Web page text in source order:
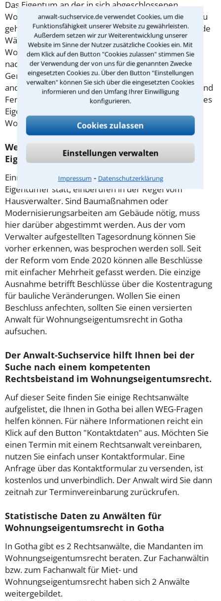
anwalt-suchservice.de verwendet Cookies, um die
Funktionsfähigkeit unserer Website zu gewährleisten.
Außerdem setzen wir zur Weiterentwicklung unserer
Website im Sinne der Nutzer zusätzliche Cookies ein. Mit
dem Klick auf den Button "Cookies zulassen" stimmen Sie
der Verwendung der von uns für die genannten Zwecke
eingesetzten Cookies zu. Über den Button "Einstellungen
verwalten" können Sie sich über die eingesetzten Cookies
informieren und den Umfang Ihrer Einwilligung
konfigurieren.
Cookies zulassen
Einstellungen verwalten
Impressum ⁃ Datenschutzerklärung
Das Eigentum an der in sich abgeschlossenen
Wohnung bezeichnet man als Sondereigentum. Dazu
gehören Bodenbeläge, Sanitäranlagen, nicht tragende
Wände, Einbauküche und Leitungen innerhalb der
Wohnung. Nur über diese Dinge dürfen Eigentümer
nach eigenem Belieben verfügen. Als
Gemeinschaftseigentum bezeichnet man unter
anderem Treppenhaus, tragende Wände, Fassade und
Fenster. Gibt es Unstimmigkeiten um die Nutzung des
Eigentums, unterstützt Sie ein versierter Anwalt für
Wohnungseigentumsrecht in Gotha.
Welche Fragen werden in der
Eigentümerversammlung besprochen?
Einmal im Jahr findet die Versammlung aller
Eigentümer statt, einberufen in der Regel vom
Hausverwalter. Sind Baumaßnahmen oder
Modernisierungsarbeiten am Gebäude nötig, muss
hier darüber abgestimmt werden. Aus der vom
Verwalter aufgestellten Tagesordnung können Sie
vorher erkennen, was besprochen werden soll. Seit
der Reform vom Ende 2020 können alle Beschlüsse
mit einfacher Mehrheit gefasst werden. Die einzige
Ausnahme betrifft Beschlüsse über die Kostentragung
für bauliche Veränderungen. Wollen Sie einen
Beschluss anfechten, sollten Sie einen versierten
Anwalt für Wohnungseigentumsrecht in Gotha
aufsuchen.
Der Anwalt-Suchservice hilft Ihnen bei der
Suche nach einem kompetenten
Rechtsbeistand im Wohnungseigentumsrecht.
Auf dieser Seite finden Sie einige Rechtsanwälte
aufgelistet, die Ihnen in Gotha bei allen WEG-Fragen
helfen können. Für nähere Informationen reicht ein
Klick auf den Button "Kontaktdaten" aus. Möchten Sie
einen Termin mit einem Rechtsanwalt vereinbaren,
nutzen Sie einfach unser Kontaktformular. Eine
Anfrage über das Kontaktformular zu versenden, ist
kostenlos und unverbindlich. Der Anwalt wird Sie dann
zeitnah zur Terminvereinbarung zurückrufen.
Statistische Daten zu Anwälten für
Wohnungseigentumsrecht in Gotha
In Gotha gibt es 2 Rechtsanwälte, die Mandanten im
Wohnungseigentumsrecht beraten. Zur Fachanwältin
bzw. zum Fachanwalt für Miet- und
Wohnungseigentumsrecht haben sich 2 Anwälte
weitergebildet.